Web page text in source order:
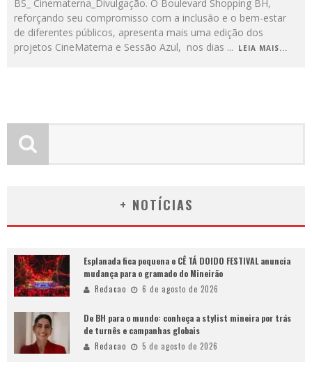
BS_ Cinematerna_Divulgação. O Boulevard Shopping BH,
reforçando seu compromisso com a inclusão e o bem-estar
de diferentes públicos, apresenta mais uma edição dos
projetos CineMaterna e Sessão Azul, nos dias ... LEIA MAIS...
+ NOTÍCIAS
Esplanada fica pequena e CÊ TÁ DOIDO FESTIVAL anuncia
mudança para o gramado do Mineirão
Redacao 6 de agosto de 2026
De BH para o mundo: conheça a stylist mineira por trás
de turnês e campanhas globais
Redacao 5 de agosto de 2026